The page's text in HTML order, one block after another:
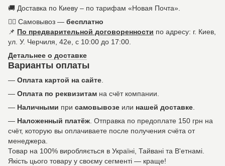
🚚 Доставка по Киеву – по тарифам «Новая Почта».
🚶‍♀️ Самовывоз — бесплатно
📌 По предварительной договоренности по адресу: г. Киев,
ул. У. Черчиля, 42е, с 10:00 до 17:00.
Детальнее о доставке
Варианты оплаты
— Оплата картой на сайте.
— Оплата по реквизитам на счёт компании.
— Наличными при самовывозе или нашей доставке.
— Наложенный платёж. Отправка по предоплате 150 грн на
счёт, которую вы оплачиваете после получения счёта от
менеджера.
Товар на 100% виробляється в Україні, Тайвані та В'етнамі.
Якість цього товару у своєму сегменті — краще!